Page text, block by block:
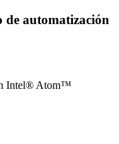
de automatización
Intel® Atom™